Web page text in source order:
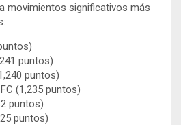
movimientos significativos más
puntos)
puntos)
(1,235 puntos)
puntos)
puntos)